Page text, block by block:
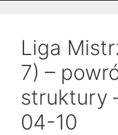
Liga
7) –
struktury
04-10